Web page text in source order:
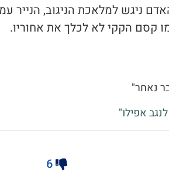
ניגש למלאכת הניגוב, הנייר
קסם הקקי לא לכלך את אחוריו.
נאחר"
אפילו"
6